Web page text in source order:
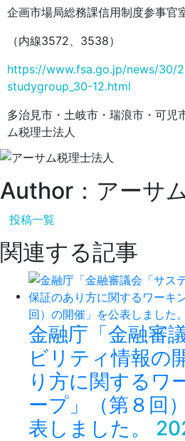
企画市場局総務課信用制度参事官
（内線3572、3538）
https://www.fsa.go.jp/news/30/
studygroup_30-12.html
多治見市・土岐市・瑞浪市・可児
ム税理士法人
Author：アーサ
投稿一覧
関連する記事
金融庁「金融審
ビリティ情報の
り方に関するワ
ープ」（第８回
表しました。